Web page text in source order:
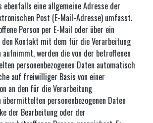
ebenfalls eine allgemeine Adresse der
Post (E-Mail-Adresse) umfasst.
Person per E-Mail oder über ein
Kontakt mit dem für die Verarbeitung
werden die von der betroffenen
personenbezogenen Daten automatisch
auf freiwilliger Basis von einer
an den für die Verarbeitung
personenbezogenen Daten
der Bearbeitung oder der